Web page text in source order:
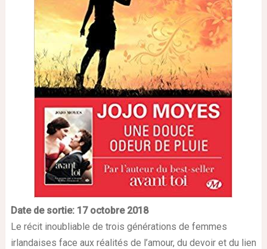
Date de sortie: 17 octobre2018
Le récit inoubliable de trois générations de femmes
irlandaises face aux réalités de l’amour, du devoir et du lien